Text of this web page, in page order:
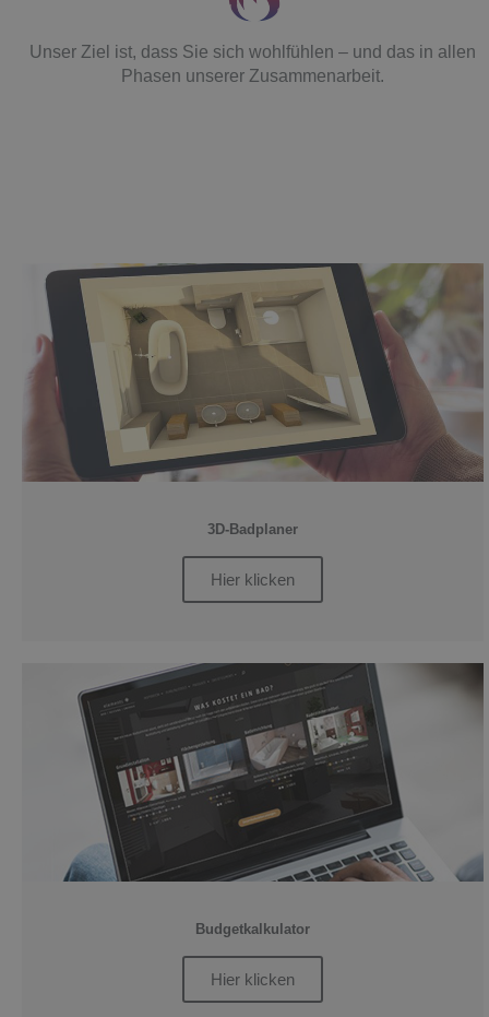
Unser Ziel ist, dass Sie sich wohlfühlen – und das in allen
Phasen unserer Zusammenarbeit.
3D-Badplaner
Hier klicken
Budgetkalkulator
Hier klicken